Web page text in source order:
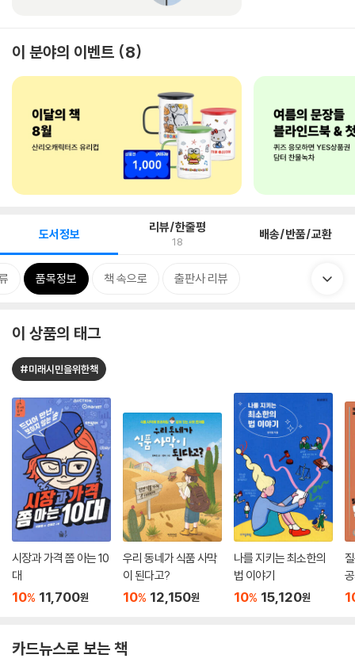
이 분야의 이벤트 8
도서정보 리뷰/한줄평
18 배송/반품/교환
품목정보 책 속으로 출판사 리뷰
이 상품의 태그
#미래시민을위한책
시장과 가격 쫌 아는 10
대
10% 11,700원
우리 동네가 식품 사막
이 된다고?
10% 12,150원
나를 지키는 최소한의
법 이야기
10% 15,120원
카드뉴스로 보는 책